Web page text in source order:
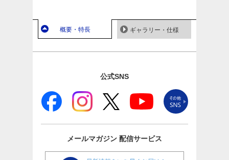
概要・特長 ギャラリー・仕様
公式SNS
メールマガジン 配信サービス